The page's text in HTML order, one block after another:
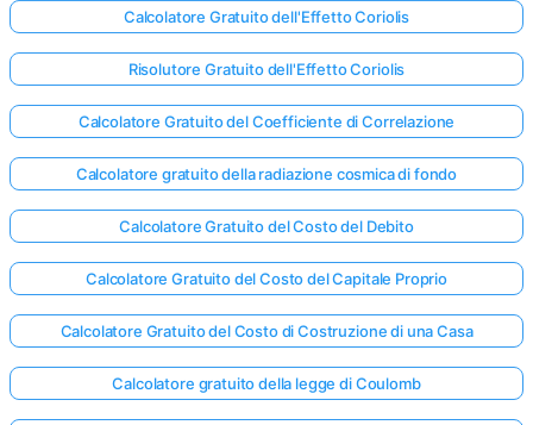
Calcolatore Gratuito dell'Effetto Coriolis
Risolutore Gratuito dell'Effetto Coriolis
Calcolatore Gratuito del Coefficiente di Correlazione
Calcolatore gratuito della radiazione cosmica di fondo
Calcolatore Gratuito del Costo del Debito
Calcolatore Gratuito del Costo del Capitale Proprio
Calcolatore Gratuito del Costo di Costruzione di una Casa
Calcolatore gratuito della legge di Coulomb